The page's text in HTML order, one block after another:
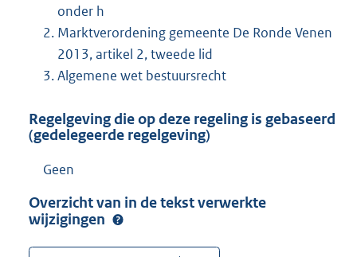
onder h
Marktverordening gemeente De Ronde Venen
2013, artikel 2, tweede lid
Algemene wet bestuursrecht
Regelgeving die op deze regeling is gebaseerd
(gedelegeerde regelgeving)
Geen
Overzicht van in de tekst verwerkte
wijzigingen